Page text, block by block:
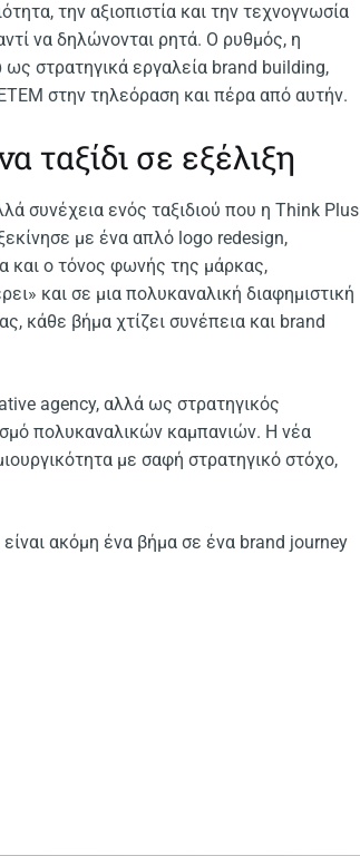
την αξιοπιστία και την τεχνογνωσία
να δηλώνονται ρητά. Ο ρυθμός, η
στρατηγικά εργαλεία brand building,
στην τηλεόραση και πέρα από αυτήν.
ταξίδι σε εξέλιξη
συνέχεια ενός ταξιδιού που η Think Plus
με ένα απλό logo redesign,
και ο τόνος φωνής της μάρκας,
και σε μια πολυκαναλική διαφημιστική
κάθε βήμα χτίζει συνέπεια και brand
agency, αλλά ως στρατηγικός
πολυκαναλικών καμπανιών. Η νέα
με σαφή στρατηγικό στόχο,
ακόμη ένα βήμα σε ένα brand journey